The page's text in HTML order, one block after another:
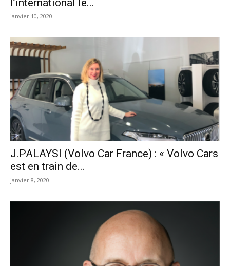
l’international le...
janvier 10, 2020
J.PALAYSI (Volvo Car France) : « Volvo Cars
est en train de...
janvier 8, 2020